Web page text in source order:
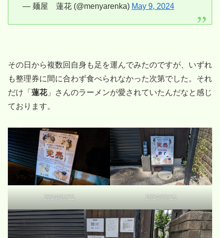
— 麺屋 蓮花 (@menyarenka) May 9, 2024
その日から複数回自身も足を運んでみたのですが、いずれ
も整理券に間に合わず食べられなかった次第でした。それ
だけ「 蓮花」さんのラーメンが愛されていたんだなと感じ
ております。
2024/05/11 2024/06/15